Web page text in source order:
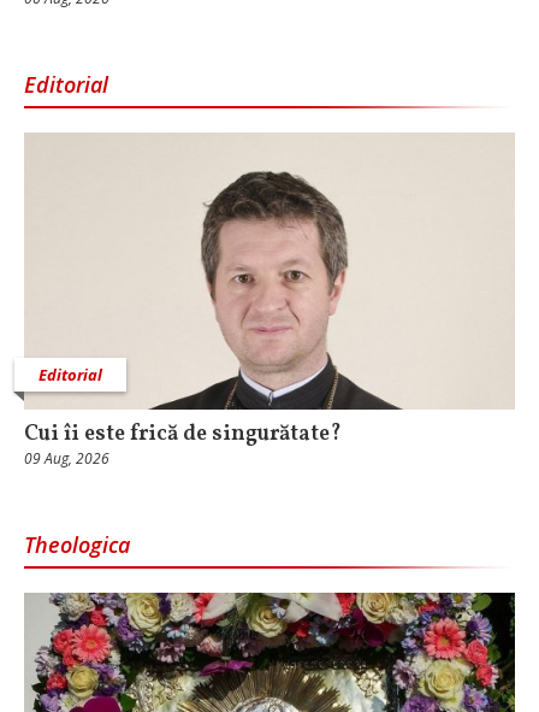
Editorial
Editorial
Cui îi este frică de singurătate?
09 Aug, 2026
Theologica